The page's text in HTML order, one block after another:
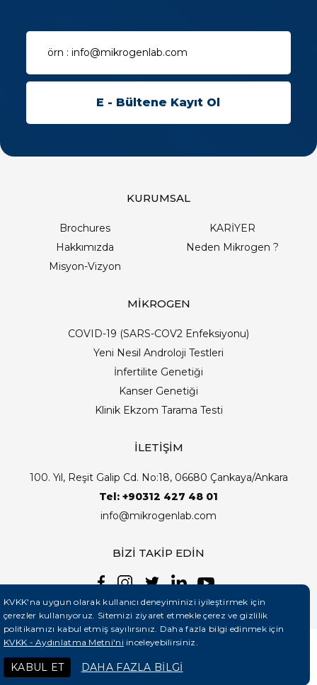
KURUMSAL
Brochures
KARİYER
Hakkımızda
Neden Mikrogen ?
Misyon-Vizyon
MİKROGEN
COVID-19 (SARS-COV2 Enfeksiyonu)
Yeni Nesil Androloji Testleri
İnfertilite Genetiği
Kanser Genetiği
Klinik Ekzom Tarama Testi
İLETİŞİM
100. Yıl, Reşit Galip Cd. No:18, 06680 Çankaya/Ankara
Tel: +90312 427 48 01
info@mikrogenlab.com
BİZİ TAKİP EDİN
Teknobay (+90 444 5 331)
KVKK'na uygun olarak kullanıcı deneyiminizi iyileştirmek için
çerezler kullanıyoruz. Sitemizi ziyaret etmekle çerez ve gizlilik
politikamızı kabul etmiş sayılırsınız. Daha fazla bilgi edinmek için
KVKK - Aydınlatma Metni'ni inceleyebilirsiniz.
KABUL ET DAHA FAZLA BİLGİ